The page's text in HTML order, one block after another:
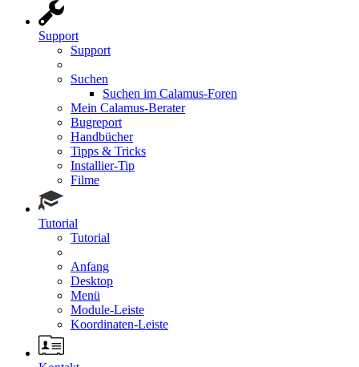
Support
Support
Suchen
Suchen im Calamus-Foren
Mein Calamus-Berater
Bugreport
Handbücher
Tipps & Tricks
Installier-Tip
Filme
Tutorial
Tutorial
Anfang
Desktop
Menü
Module-Leiste
Koordinaten-Leiste